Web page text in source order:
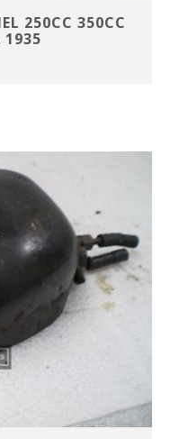
250CC 350CC
1935